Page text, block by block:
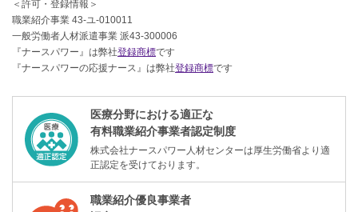
＜許可・登録情報＞
職業紹介事業 43-ユ-010011
一般労働者人材派遣事業 派43-300006
『ナースパワー』は弊社登録商標です
『ナースパワーの応援ナース』は弊社登録商標です
医療分野における適正な
有料職業紹介事業者認定制度
株式会社ナースパワー人材センターは厚生労働省より適
正認定を受けております。
職業紹介優良事業者